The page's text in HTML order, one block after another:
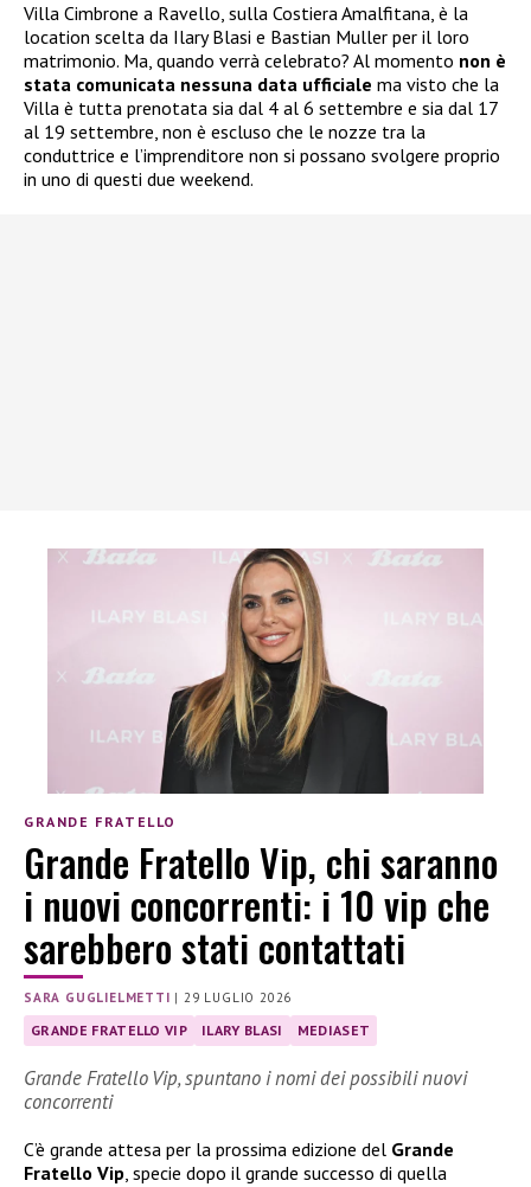
Villa Cimbrone a Ravello, sulla Costiera Amalfitana, è la
location scelta da Ilary Blasi e Bastian Muller per il loro
matrimonio. Ma, quando verrà celebrato? Al momento non è
stata comunicata nessuna data ufficiale ma visto che la
Villa è tutta prenotata sia dal 4 al 6 settembre e sia dal 17
al 19 settembre, non è escluso che le nozze tra la
conduttrice e l’imprenditore non si possano svolgere proprio
in uno di questi due weekend.
GRANDE FRATELLO
Grande Fratello Vip, chi saranno
i nuovi concorrenti: i 10 vip che
sarebbero stati contattati
SARA GUGLIELMETTI |29 LUGLIO 2026
GRANDE FRATELLO VIP ILARY BLASI MEDIASET
Grande Fratello Vip, spuntano i nomi dei possibili nuovi
concorrenti
C’è grande attesa per la prossima edizione del Grande
Fratello Vip, specie dopo il grande successo di quella